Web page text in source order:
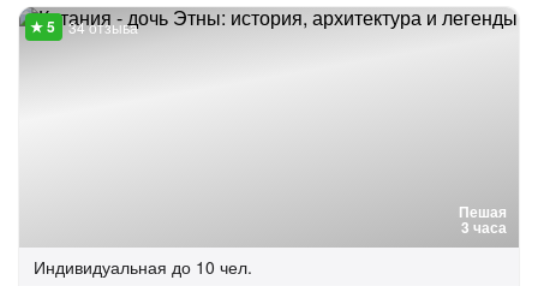
Пешая
3 часа
34 отзыва
Индивидуальная до 10 чел.